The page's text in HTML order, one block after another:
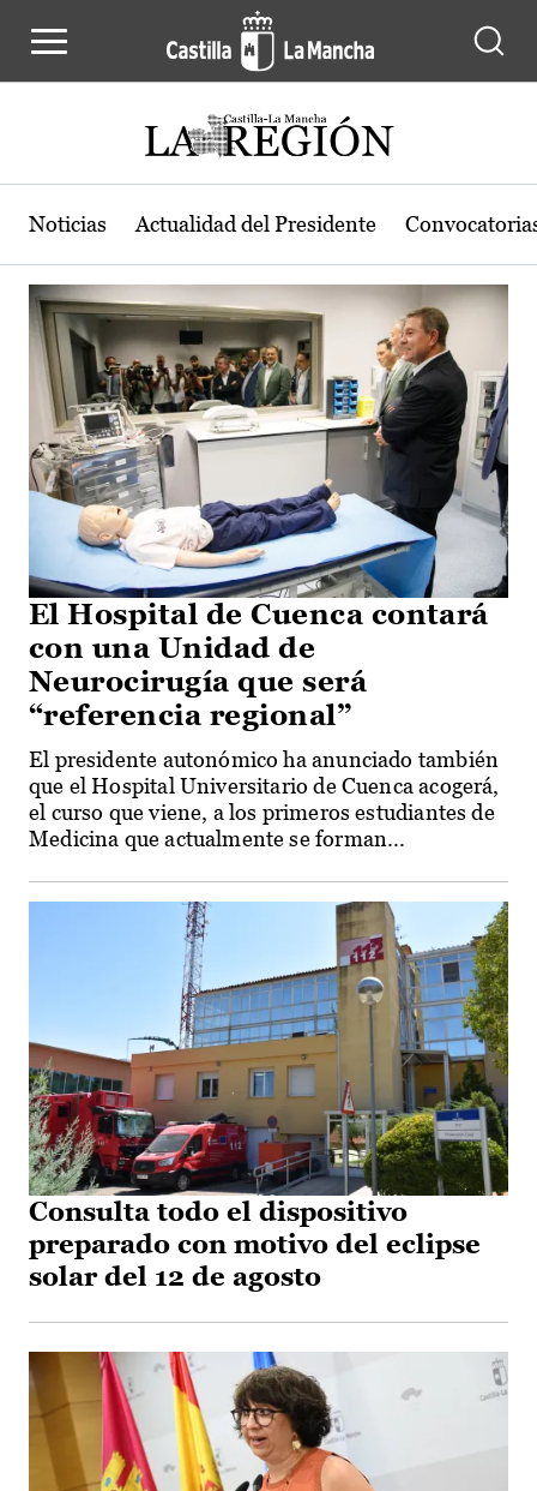
Actualidad de la región de Castilla-
Noticias Actualidad del Presidente
El Hospital de Cuenca contará
con una Unidad de
Neurocirugía que será
“referencia regional”
El presidente autonómico ha anunciado también
que el Hospital Universitario de Cuenca acogerá,
el curso que viene, a los primeros estudiantes de
Medicina que actualmente se forman...
Consulta todo el dispositivo
preparado con motivo del eclipse
solar del 12 de agosto